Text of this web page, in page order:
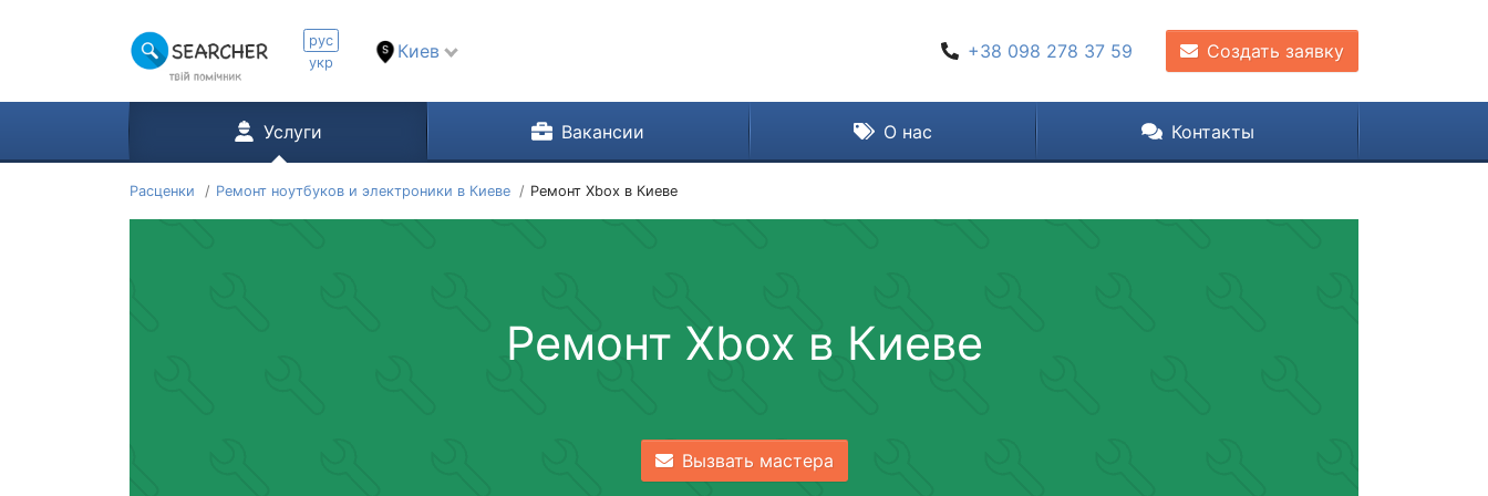
рус
укр
Киев +38 098 278 37 59 Создать заявку
Услуги Вакансии О нас Контакты
Расценки Ремонт ноутбуков и электроники в Киеве Ремонт Xbox в Киеве
Ремонт Xbox в Киеве
Вызвать мастера